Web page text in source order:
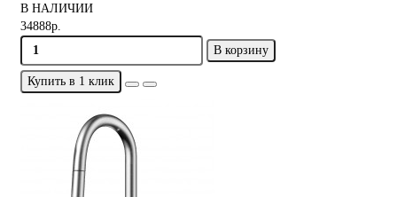
В НАЛИЧИИ
34888р.
В корзину
Купить в 1 клик